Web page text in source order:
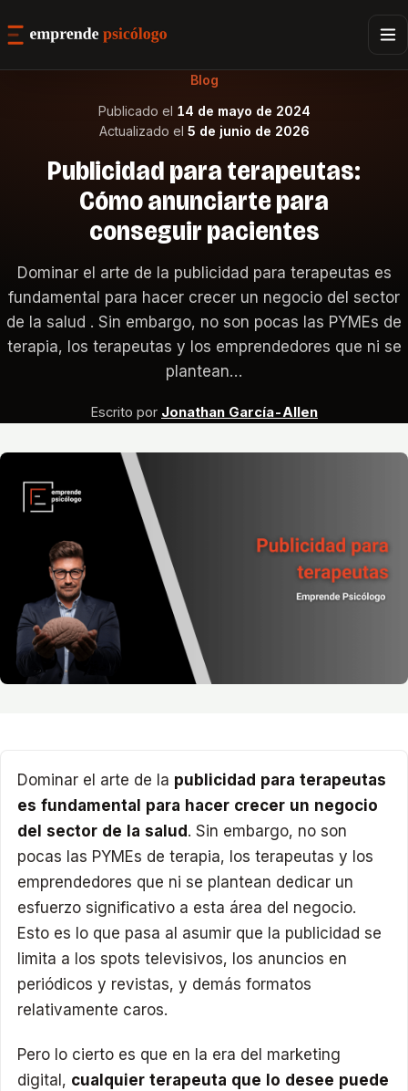
Blog
Publicado el 14 de mayo de 2024
Actualizado el 5 de junio de 2026
Publicidad para terapeutas:
Cómo anunciarte para
conseguir pacientes
Dominar el arte de la publicidad para terapeutas es
fundamental para hacer crecer un negocio del sector
de la salud . Sin embargo, no son pocas las PYMEs de
terapia, los terapeutas y los emprendedores que ni se
plantean…
Escrito por Jonathan García-Allen
Dominar el arte de la publicidad para terapeutas
es fundamental para hacer crecer un negocio
del sector de la salud. Sin embargo, no son
pocas las PYMEs de terapia, los terapeutas y los
emprendedores que ni se plantean dedicar un
esfuerzo significativo a esta área del negocio.
Esto es lo que pasa al asumir que la publicidad se
limita a los spots televisivos, los anuncios en
periódicos y revistas, y demás formatos
relativamente caros.
Pero lo cierto es que en la era del marketing
digital, cualquier terapeuta que lo desee puede